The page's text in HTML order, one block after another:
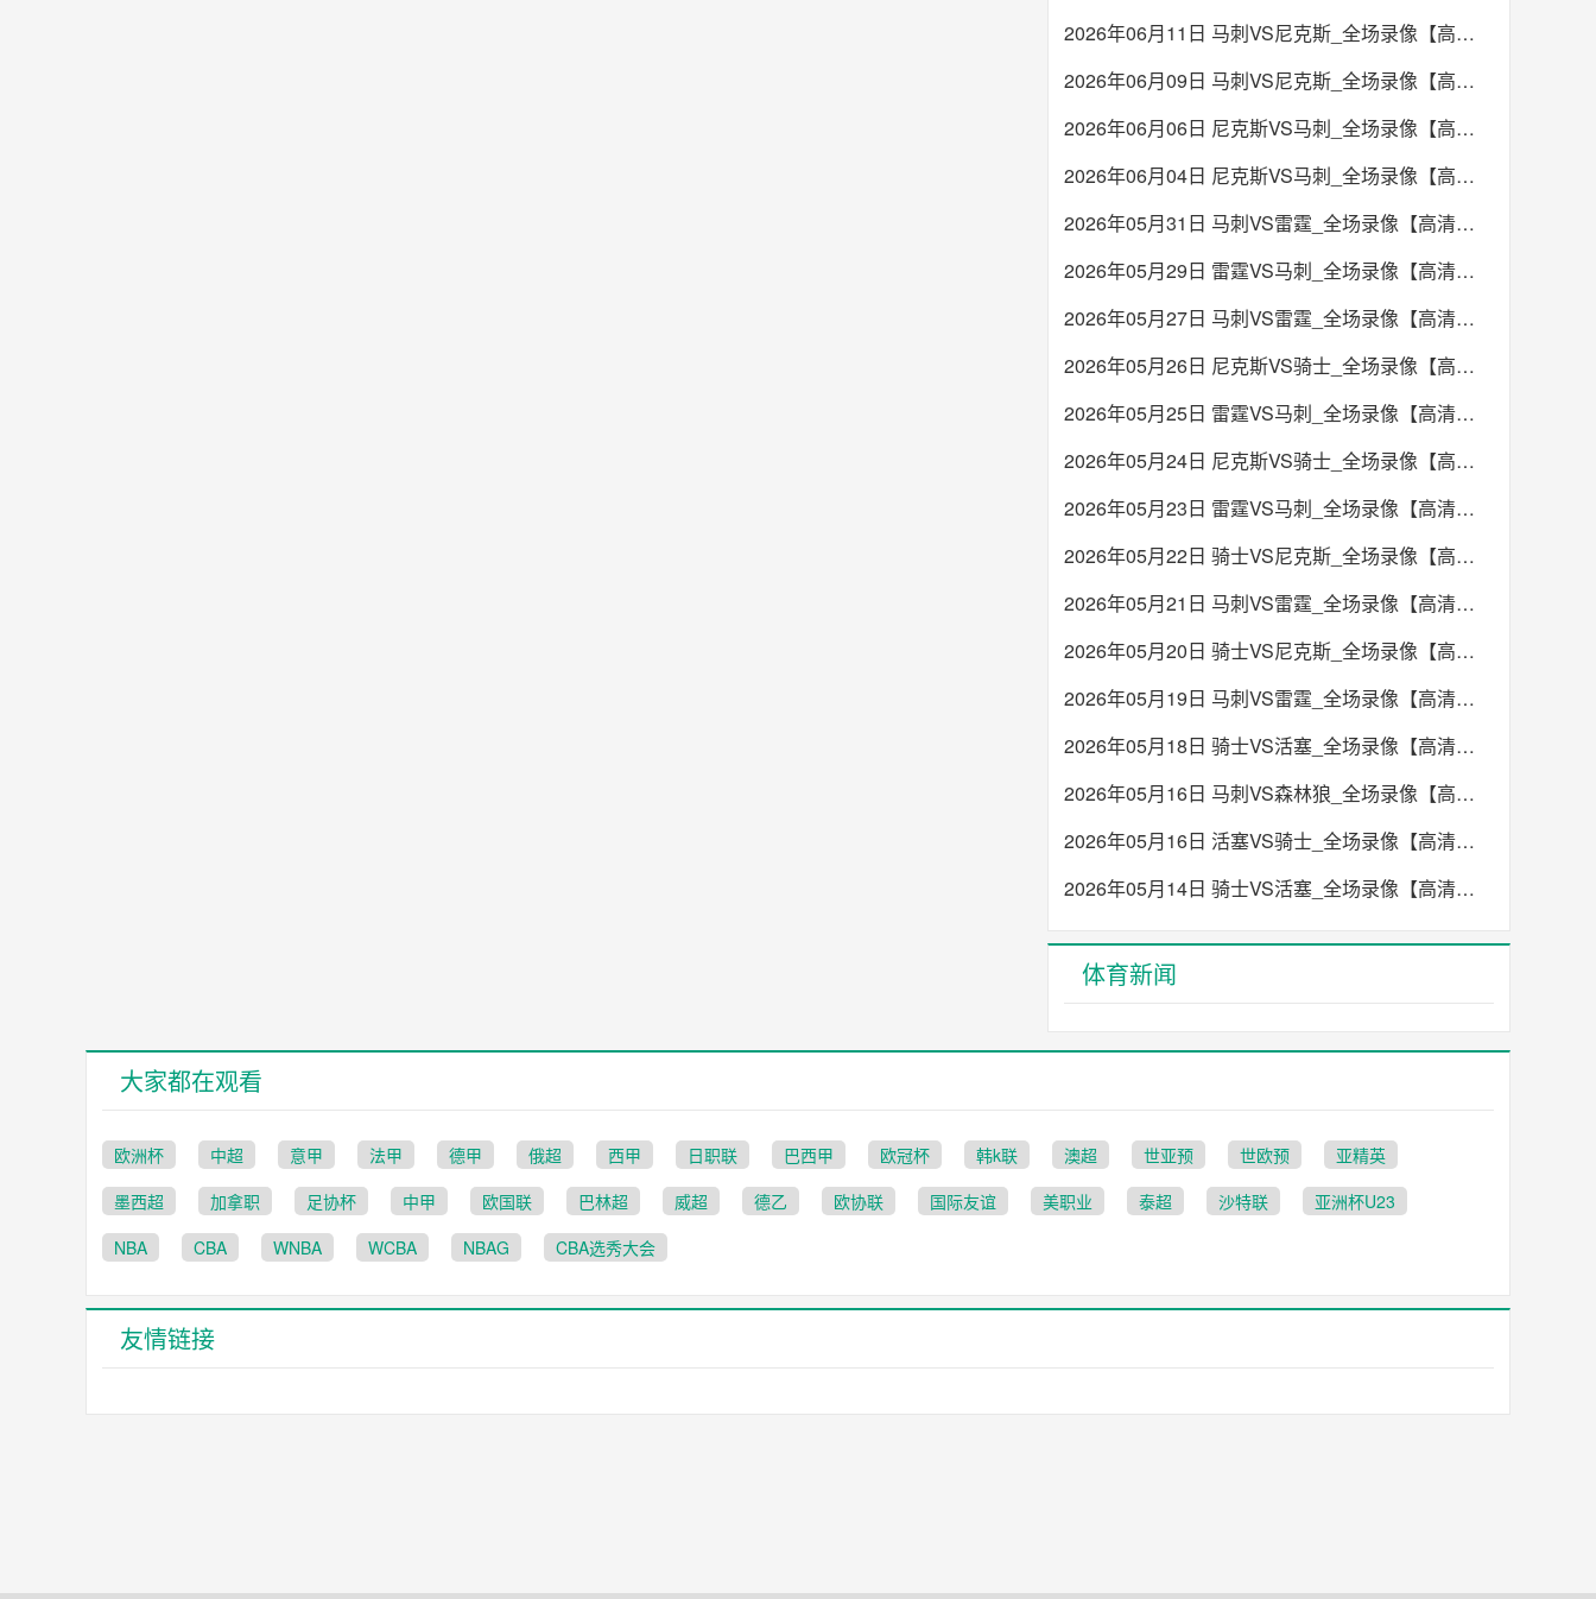
2026年06月11日 马刺VS尼克斯_全场录像【高清回放】
2026年06月09日 马刺VS尼克斯_全场录像【高清回放】
2026年06月06日 尼克斯VS马刺_全场录像【高清回放】
2026年06月04日 尼克斯VS马刺_全场录像【高清回放】
2026年05月31日 马刺VS雷霆_全场录像【高清回放】
2026年05月29日 雷霆VS马刺_全场录像【高清回放】
2026年05月27日 马刺VS雷霆_全场录像【高清回放】
2026年05月26日 尼克斯VS骑士_全场录像【高清回放】
2026年05月25日 雷霆VS马刺_全场录像【高清回放】
2026年05月24日 尼克斯VS骑士_全场录像【高清回放】
2026年05月23日 雷霆VS马刺_全场录像【高清回放】
2026年05月22日 骑士VS尼克斯_全场录像【高清回放】
2026年05月21日 马刺VS雷霆_全场录像【高清回放】
2026年05月20日 骑士VS尼克斯_全场录像【高清回放】
2026年05月19日 马刺VS雷霆_全场录像【高清回放】
2026年05月18日 骑士VS活塞_全场录像【高清回放】
2026年05月16日 马刺VS森林狼_全场录像【高清回放】
2026年05月16日 活塞VS骑士_全场录像【高清回放】
2026年05月14日 骑士VS活塞_全场录像【高清回放】
体育新闻
大家都在观看
欧洲杯 中超 意甲 法甲 德甲 俄超 西甲 日职联 巴西甲 欧冠杯 韩k联 澳超 世亚预 世欧预
亚精英
墨西超
加拿职 足协杯 中甲 欧国联 巴林超 威超 德乙 欧协联 国际友谊 美职业 泰超 沙特联
亚洲杯U23
NBA
CBA WNBA WCBA NBAG CBA选秀大会
友情链接